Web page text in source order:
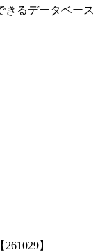
きるデータベース
】